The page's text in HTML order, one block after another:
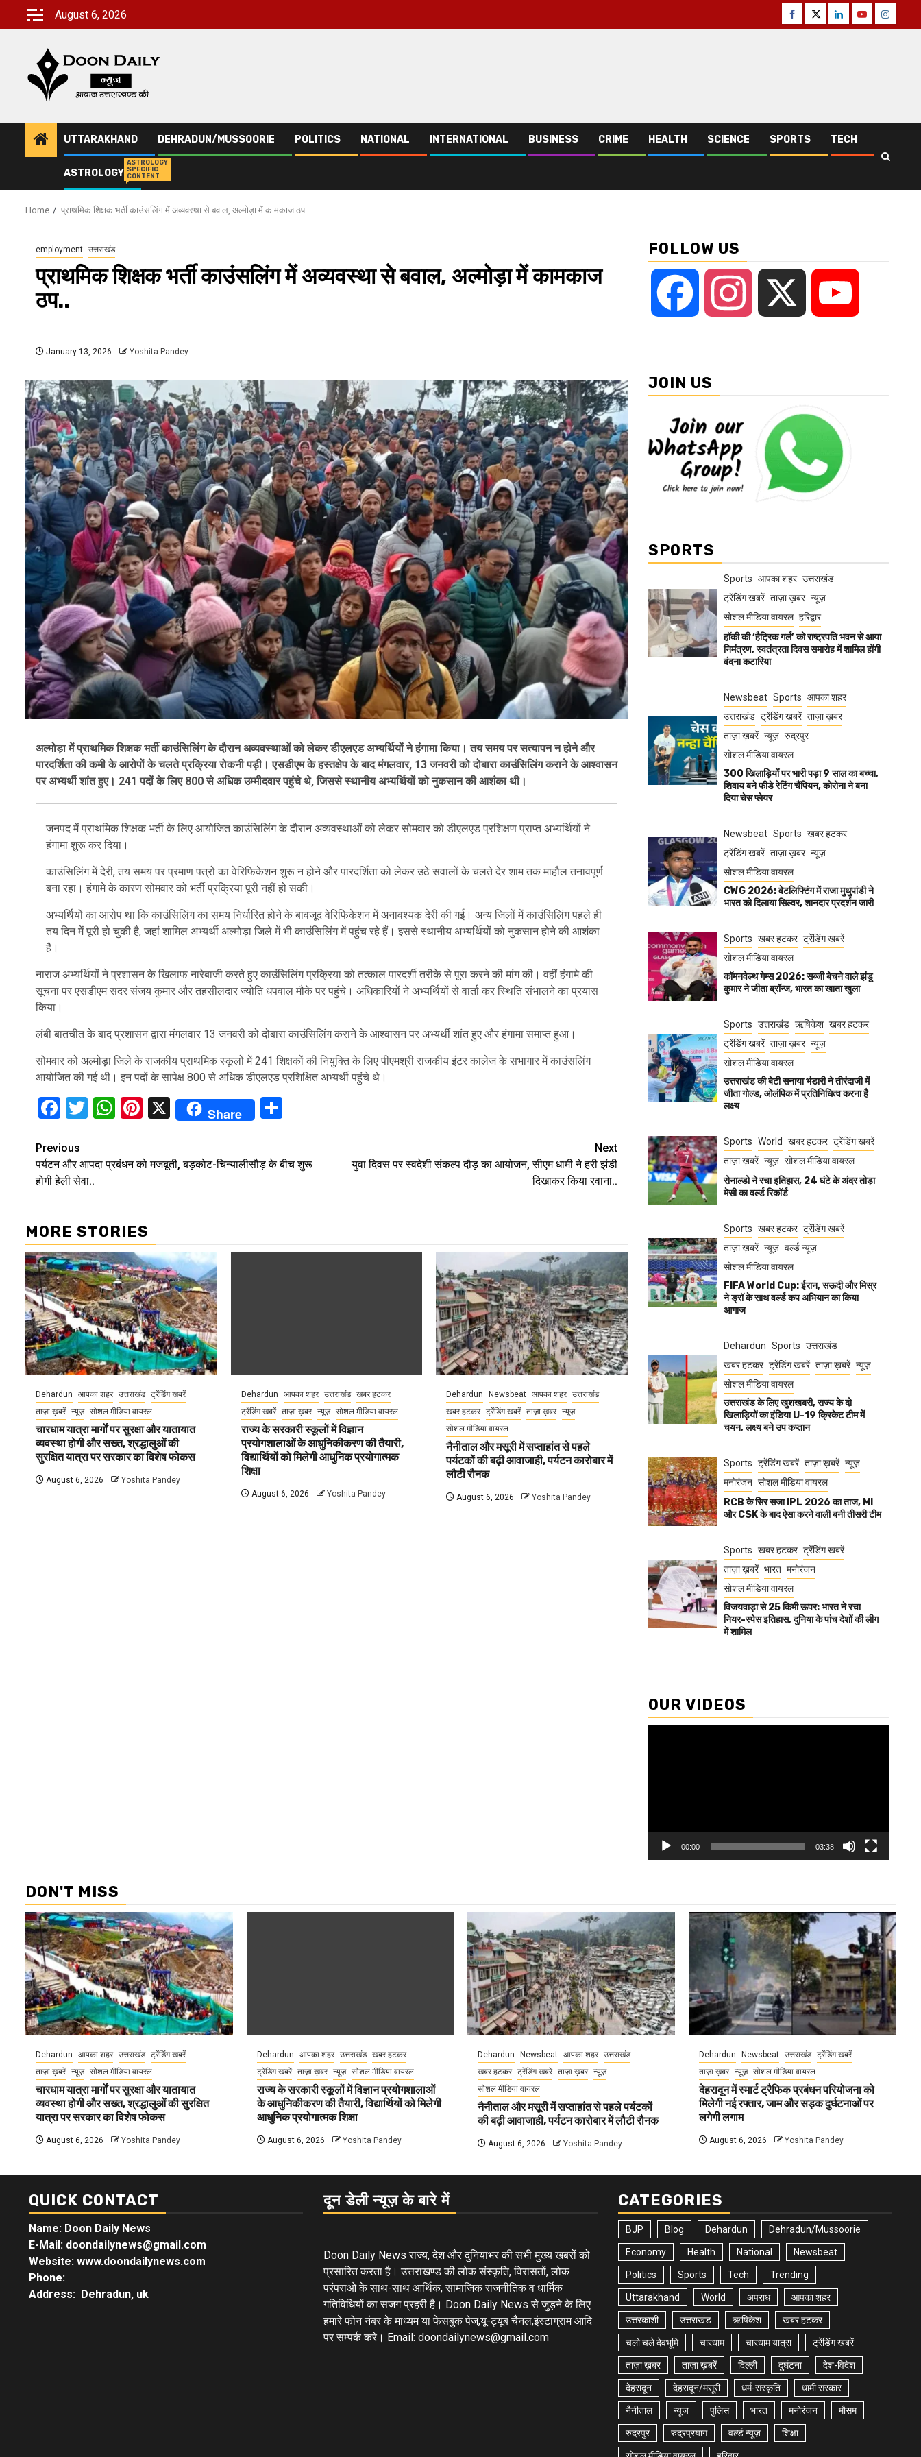
August 6, 2026 Facebook
TwitterLinkedinYoutube
UTTARAKHAND DEHRADUN/MUSSOORIE POLITICS NATIONAL INTERNATIONAL BUSINESS CRIME HEALTH SCIENCE SPORTS TECH
ASTROLOGY
ASTROLOGY
SPECIFIC
CONTENT
Home प्राथमिक शिक्षक भर्ती काउंसलिंग में अव्यवस्था से बवाल, अल्मोड़ा में कामकाज ठप..
employment उत्तराखंड
प्राथमिक शिक्षक भर्ती काउंसलिंग में अव्यवस्था से बवाल, अल्मोड़ा में कामकाज
ठप..
January 13, 2026 Yoshita Pandey
अल्मोड़ा में प्राथमिक शिक्षक भर्ती काउंसिलिंग के दौरान अव्यवस्थाओं को लेकर डीएलएड अभ्यर्थियों ने हंगामा किया। तय समय पर सत्यापन न होने और
पारदर्शिता की कमी के आरोपों के चलते प्रक्रिया रोकनी पड़ी। एसडीएम के हस्तक्षेप के बाद मंगलवार, 13 जनवरी को दोबारा काउंसिलिंग कराने के आश्वासन
पर अभ्यर्थी शांत हुए। 241 पदों के लिए 800 से अधिक उम्मीदवार पहुंचे थे, जिससे स्थानीय अभ्यर्थियों को नुकसान की आशंका थी।
जनपद में प्राथमिक शिक्षक भर्ती के लिए आयोजित काउंसिलिंग के दौरान अव्यवस्थाओं को लेकर सोमवार को डीएलएड प्रशिक्षण प्राप्त अभ्यर्थियों ने
हंगामा शुरू कर दिया।
काउंसिलिंग में देरी, तय समय पर प्रमाण पत्रों का वेरिफिकेशन शुरू न होने और पारदर्शिता को लेकर उठे सवालों के चलते देर शाम तक माहौल तनावपूर्ण
बना रहा। हंगामे के कारण सोमवार को भर्ती प्रक्रिया पूरी नहीं हो सकी।
अभ्यर्थियों का आरोप था कि काउंसिलिंग का समय निर्धारित होने के बावजूद वेरिफिकेशन में अनावश्यक देरी की गई। अन्य जिलों में काउंसिलिंग पहले ही
तय दिन में पूरी हो चुकी है, जहां शामिल अभ्यर्थी अल्मोड़ा जिले में भी काउंसिलिंग में पहुंच रहे हैं। इससे स्थानीय अभ्यर्थियों को नुकसान होने की आशंका
है।
नाराज अभ्यर्थियों ने प्रशासन के खिलाफ नारेबाजी करते हुए काउंसिलिंग प्रक्रिया को तत्काल पारदर्शी तरीके से पूरा करने की मांग की। वहीं हंगामे की
सूचना पर एसडीएम सदर संजय कुमार और तहसीलदार ज्योति धपवाल मौके पर पहुंचे। अधिकारियों ने अभ्यर्थियों से वार्ता कर स्थिति संभालने का प्रयास
किया।
लंबी बातचीत के बाद प्रशासन द्वारा मंगलवार 13 जनवरी को दोबारा काउंसिलिंग कराने के आश्वासन पर अभ्यर्थी शांत हुए और हंगामा समाप्त हुआ।
सोमवार को अल्मोड़ा जिले के राजकीय प्राथमिक स्कूलों में 241 शिक्षकों की नियुक्ति के लिए पीएमश्री राजकीय इंटर कालेज के सभागार में काउंसलिंग
आयोजित की गई थी। इन पदों के सापेक्ष 800 से अधिक डीएलएड प्रशिक्षित अभ्यर्थी पहुंचे थे।
Facebook
Twitter
WhatsApp
Pinterest
X Share
Continue
Reading
Previous
पर्यटन और आपदा प्रबंधन को मजबूती, बड़कोट-चिन्यालीसौड़ के बीच शुरू
होगी हेली सेवा..
Next
युवा दिवस पर स्वदेशी संकल्प दौड़ का आयोजन, सीएम धामी ने हरी झंडी
दिखाकर किया रवाना..
MORE STORIES
Dehardun आपका शहर उत्तराखंड ट्रेंडिंग खबरें
ताज़ा ख़बरें न्यूज़ सोशल मीडिया वायरल
चारधाम यात्रा मार्गों पर सुरक्षा और यातायात
व्यवस्था होगी और सख्त, श्रद्धालुओं की
सुरक्षित यात्रा पर सरकार का विशेष फोकस
August 6, 2026 Yoshita Pandey
Dehardun आपका शहर उत्तराखंड खबर हटकर
ट्रेंडिंग खबरें ताज़ा ख़बर न्यूज़ सोशल मीडिया वायरल
राज्य के सरकारी स्कूलों में विज्ञान
प्रयोगशालाओं के आधुनिकीकरण की तैयारी,
विद्यार्थियों को मिलेगी आधुनिक प्रयोगात्मक
शिक्षा
August 6, 2026 Yoshita Pandey
Dehardun Newsbeat आपका शहर उत्तराखंड
खबर हटकर ट्रेंडिंग खबरें ताज़ा ख़बर न्यूज़
सोशल मीडिया वायरल
नैनीताल और मसूरी में सप्ताहांत से पहले
पर्यटकों की बढ़ी आवाजाही, पर्यटन कारोबार में
लौटी रौनक
August 6, 2026 Yoshita Pandey
FOLLOW US
Facebook Instagram
JOIN US
SPORTS
Sports आपका शहर उत्तराखंड
ट्रेंडिंग खबरें ताज़ा ख़बर न्यूज़
सोशल मीडिया वायरल हरिद्वार
हॉकी की ‘हैट्रिक गर्ल’ को राष्ट्रपति भवन से आया
निमंत्रण, स्वतंत्रता दिवस समारोह में शामिल होंगी
वंदना कटारिया
Newsbeat Sports आपका शहर
उत्तराखंड ट्रेंडिंग खबरें ताज़ा ख़बर
ताज़ा ख़बरें न्यूज़ रुद्रपुर
सोशल मीडिया वायरल
300 खिलाड़ियों पर भारी पड़ा 9 साल का बच्चा,
शिवाय बने फीडे रेटिंग चैंपियन, कोरोना ने बना
दिया चेस प्लेयर
Newsbeat Sports खबर हटकर
ट्रेंडिंग खबरें ताज़ा ख़बर न्यूज़
सोशल मीडिया वायरल
CWG 2026: वेटलिफ्टिंग में राजा मुथुपांडी ने
भारत को दिलाया सिल्वर, शानदार प्रदर्शन जारी
Sports खबर हटकर ट्रेंडिंग खबरें
सोशल मीडिया वायरल
कॉमनवेल्थ गेम्स 2026: सब्जी बेचने वाले झंडू
कुमार ने जीता ब्रॉन्ज, भारत का खाता खुला
Sports उत्तराखंड ऋषिकेश खबर हटकर
ट्रेंडिंग खबरें ताज़ा ख़बर न्यूज़
सोशल मीडिया वायरल
उत्तराखंड की बेटी सनाया भंडारी ने तीरंदाजी में
जीता गोल्ड, ओलंपिक में प्रतिनिधित्व करना है
लक्ष्य
Sports World खबर हटकर ट्रेंडिंग खबरें
ताज़ा ख़बरें न्यूज़ सोशल मीडिया वायरल
रोनाल्डो ने रचा इतिहास, 24 घंटे के अंदर तोड़ा
मेसी का वर्ल्ड रिकॉर्ड
Sports खबर हटकर ट्रेंडिंग खबरें
ताज़ा ख़बरें न्यूज़ वर्ल्ड न्यूज़
सोशल मीडिया वायरल
FIFA World Cup: ईरान, सऊदी और मिस्र
ने ड्रॉ के साथ वर्ल्ड कप अभियान का किया
आगाज
Dehardun Sports उत्तराखंड
खबर हटकर ट्रेंडिंग खबरें ताज़ा ख़बरें न्यूज़
सोशल मीडिया वायरल
उत्तराखंड के लिए खुशखबरी, राज्य के दो
खिलाड़ियों का इंडिया U-19 क्रिकेट टीम में
चयन, लक्ष्य बने उप कप्तान
Sports ट्रेंडिंग खबरें ताज़ा ख़बरें न्यूज़
मनोरंजन सोशल मीडिया वायरल
RCB के सिर सजा IPL 2026 का ताज, MI
और CSK के बाद ऐसा करने वाली बनी तीसरी टीम
Sports खबर हटकर ट्रेंडिंग खबरें
ताज़ा ख़बरें भारत मनोरंजन
सोशल मीडिया वायरल
विजयवाड़ा से 25 किमी ऊपर: भारत ने रचा
नियर-स्पेस इतिहास, दुनिया के पांच देशों की लीग
में शामिल
OUR VIDEOS
00:00 03:38
DON'T MISS
Dehardun आपका शहर उत्तराखंड ट्रेंडिंग खबरें
ताज़ा ख़बरें न्यूज़ सोशल मीडिया वायरल
चारधाम यात्रा मार्गों पर सुरक्षा और यातायात
व्यवस्था होगी और सख्त, श्रद्धालुओं की सुरक्षित
यात्रा पर सरकार का विशेष फोकस
August 6, 2026 Yoshita Pandey
Dehardun आपका शहर उत्तराखंड
खबर हटकर
ट्रेंडिंग खबरें
ताज़ा ख़बर न्यूज़ सोशल मीडिया वायरल
राज्य के सरकारी स्कूलों में विज्ञान प्रयोगशालाओं
के आधुनिकीकरण की तैयारी, विद्यार्थियों को मिलेगी
आधुनिक प्रयोगात्मक शिक्षा
August 6, 2026 Yoshita Pandey
Dehardun Newsbeat आपका शहर उत्तराखंड
खबर हटकर ट्रेंडिंग खबरें ताज़ा ख़बर न्यूज़
सोशल मीडिया वायरल
नैनीताल और मसूरी में सप्ताहांत से पहले पर्यटकों
की बढ़ी आवाजाही, पर्यटन कारोबार में लौटी रौनक
August 6, 2026 Yoshita Pandey
Dehardun Newsbeat उत्तराखंड
ट्रेंडिंग खबरें
ताज़ा ख़बर
न्यूज़ सोशल मीडिया वायरल
देहरादून में स्मार्ट ट्रैफिक प्रबंधन परियोजना को
मिलेगी नई रफ्तार, जाम और सड़क दुर्घटनाओं पर
लगेगी लगाम
August 6, 2026 Yoshita Pandey
QUICK CONTACT
Name: Doon Daily News
E-Mail: doondailynews@gmail.com
Website: www.doondailynews.com
Phone:
Address: Dehradun, uk
दून डेली न्यूज़ के बारे में
Doon Daily News राज्य, देश और दुनियाभर की सभी मुख्य खबरों को
प्रसारित करता है। उत्तराखण्ड की लोक संस्कृति, विरासतों, लोक
परंपराओ के साथ-साथ आर्थिक, सामाजिक राजनीतिक व धार्मिक
गतिविधियों का सजग प्रहरी है। Doon Daily News से जुड़ने के लिए
हमारे फोन नंबर के माध्यम या फेसबुक पेज,यू-ट्यूब चैनल,इंस्टाग्राम आदि
पर सम्पर्क करे। Email: doondailynews@gmail.com
CATEGORIES
BJP Blog Dehardun Dehradun/Mussoorie
Economy Health National Newsbeat
Politics Sports Tech Trending
Uttarakhand World अपराध आपका शहर
उत्तरकाशी उत्तराखंड ऋषिकेश खबर हटकर
चलो चले देवभूमि चारधाम चारधाम यात्रा ट्रेंडिंग खबरें
ताज़ा ख़बर ताज़ा ख़बरें दिल्ली दुर्घटना देश-विदेश
देहरादून देहरादून/मसूरी धर्म-संस्कृति धामी सरकार
नैनीताल न्यूज़ पुलिस भारत मनोरंजन मौसम
रुद्रपुर रुद्रप्रयाग वर्ल्ड न्यूज़ शिक्षा